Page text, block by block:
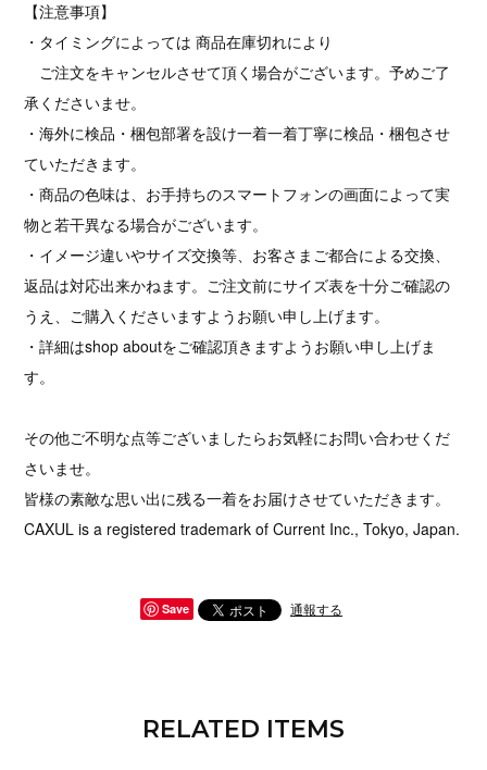
【注意事項】
・タイミングによっては 商品在庫切れにより
ご注文をキャンセルさせて頂く場合がございます。予めご了
承くださいませ。
・海外に検品・梱包部署を設け一着一着丁寧に検品・梱包させ
ていただきます。
・商品の色味は、お手持ちのスマートフォンの画面によって実
物と若干異なる場合がございます。
・イメージ違いやサイズ交換等、お客さまご都合による交換、
返品は対応出来かねます。ご注文前にサイズ表を十分ご確認の
うえ、ご購入くださいますようお願い申し上げます。
・詳細はshop aboutをご確認頂きますようお願い申し上げま
す。
その他ご不明な点等ございましたらお気軽にお問い合わせくだ
さいませ。
皆様の素敵な思い出に残る一着をお届けさせていただきます。
CAXUL is a registered trademark of Current Inc., Tokyo, Japan.
Save 通報する
RELATED ITEMS